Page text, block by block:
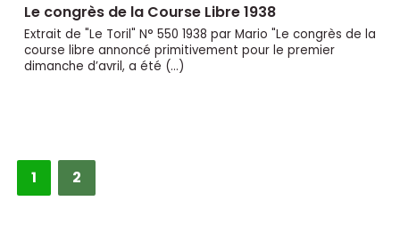
Le congrès de la Course Libre 1938
Extrait de "Le Toril" N° 550 1938 par Mario "Le congrès de la
course libre annoncé primitivement pour le premier
dimanche d’avril, a été (…)
1 2